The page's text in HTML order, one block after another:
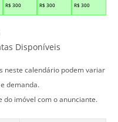
R$ 300
R$ 300
R$ 300
Disponíveis
neste calendário podem variar
demanda.
do imóvel com o anunciante.